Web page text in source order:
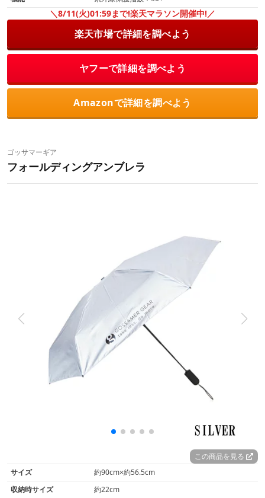
＼8/11(火)01:59まで!楽天マラソン開催中!／
楽天市場で詳細を調べよう
ヤフーで詳細を調べよう
Amazonで詳細を調べよう
ゴッサマーギア
フォールディングアンブレラ
この商品を見る
サイズ
約90cm×約56.5cm
収納時サイズ
約22cm